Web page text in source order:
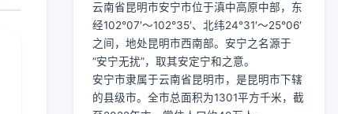
云南省昆明市安宁市位于滇中高原中部，东
经102°07′～102°35′、北纬24°31′～25°06′
之间，地处昆明市西南部。安宁之名源于
“安宁无扰”，取其安定宁和之意。
安宁市隶属于云南省昆明市，是昆明市下辖
的县级市。全市总面积为1301平方千米，截